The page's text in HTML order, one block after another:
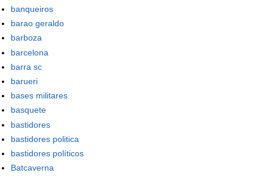
banqueiros
barao geraldo
barboza
barcelona
barra sc
barueri
bases militares
basquete
bastidores
bastidores politica
bastidores políticos
Batcaverna